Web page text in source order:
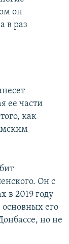
он
в раз
ее части
как
Он с
в 2019 году
его
но не